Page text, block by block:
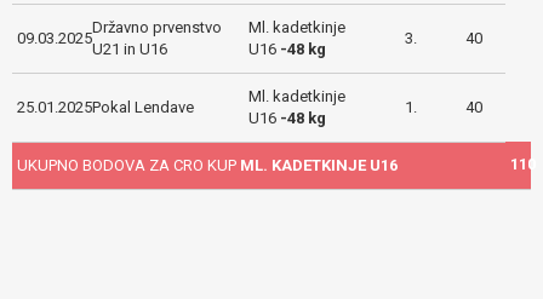
09.03.2025
Državno prvenstvo
U21 in U16
Ml. kadetkinje
U16 -48 kg
3. 40
25.01.2025Pokal Lendave
Ml. kadetkinje
U16 -48 kg
1. 40
UKUPNO BODOVA ZA CRO KUP ML. KADETKINJE U16 110